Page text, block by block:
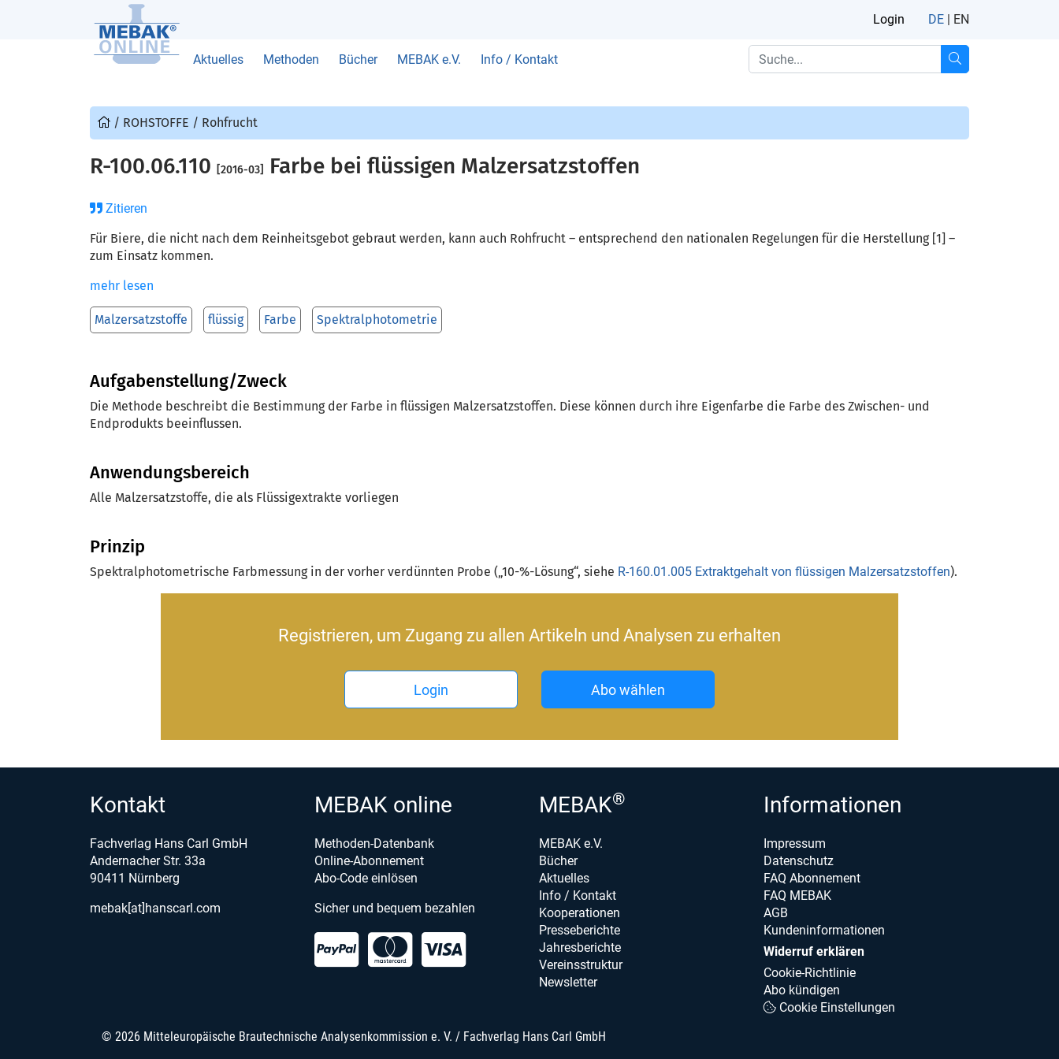
Login DE | EN
Aktuelles Methoden Bücher MEBAK e.V. Info / Kontakt
/ ROHSTOFFE / Rohfrucht
R-100.06.110 [2016-03] Farbe bei flüssigen Malzersatzstoffen
Zitieren
Für Biere, die nicht nach dem Reinheitsgebot gebraut werden, kann auch Rohfrucht – entsprechend den nationalen Regelungen für die Herstellung [1] –
zum Einsatz kommen.
mehr lesen
Malzersatzstoffe flüssig Farbe Spektralphotometrie
Aufgabenstellung/Zweck
Die Methode beschreibt die Bestimmung der Farbe in flüssigen Malzersatzstoffen. Diese können durch ihre Eigenfarbe die Farbe des Zwischen- und
Endprodukts beeinflussen.
Anwendungsbereich
Alle Malzersatzstoffe, die als Flüssigextrakte vorliegen
Prinzip
Spektralphotometrische Farbmessung in der vorher verdünnten Probe („10-%-Lösung“, siehe R-160.01.005 Extraktgehalt von flüssigen Malzersatzstoffen).
Registrieren, um Zugang zu allen Artikeln und Analysen zu erhalten
Login Abo wählen
Kontakt
Fachverlag Hans Carl GmbH
Andernacher Str. 33a
90411 Nürnberg
mebak[at]hanscarl.com
MEBAK online
Methoden-Datenbank
Online-Abonnement
Abo-Code einlösen
Sicher und bequem bezahlen
MEBAK®
MEBAK e.V.
Bücher
Aktuelles
Info / Kontakt
Kooperationen
Presseberichte
Jahresberichte
Vereinsstruktur
Newsletter
Informationen
Impressum
Datenschutz
FAQ Abonnement
FAQ MEBAK
AGB
Kundeninformationen
Widerruf erklären
Cookie-Richtlinie
Abo kündigen
Cookie Einstellungen
© 2026 Mitteleuropäische Brautechnische Analysenkommission e. V. / Fachverlag Hans Carl GmbH